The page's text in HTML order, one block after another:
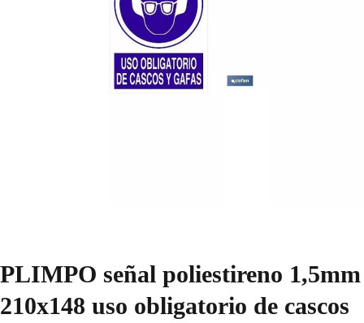
PLIMPO señal poliestireno 1,5mm
210x148 uso obligatorio de cascos